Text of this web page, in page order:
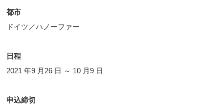
都市
ドイツ／ハノーファー
日程
2021 年9 月26 日 ～ 10 月9 日
申込締切